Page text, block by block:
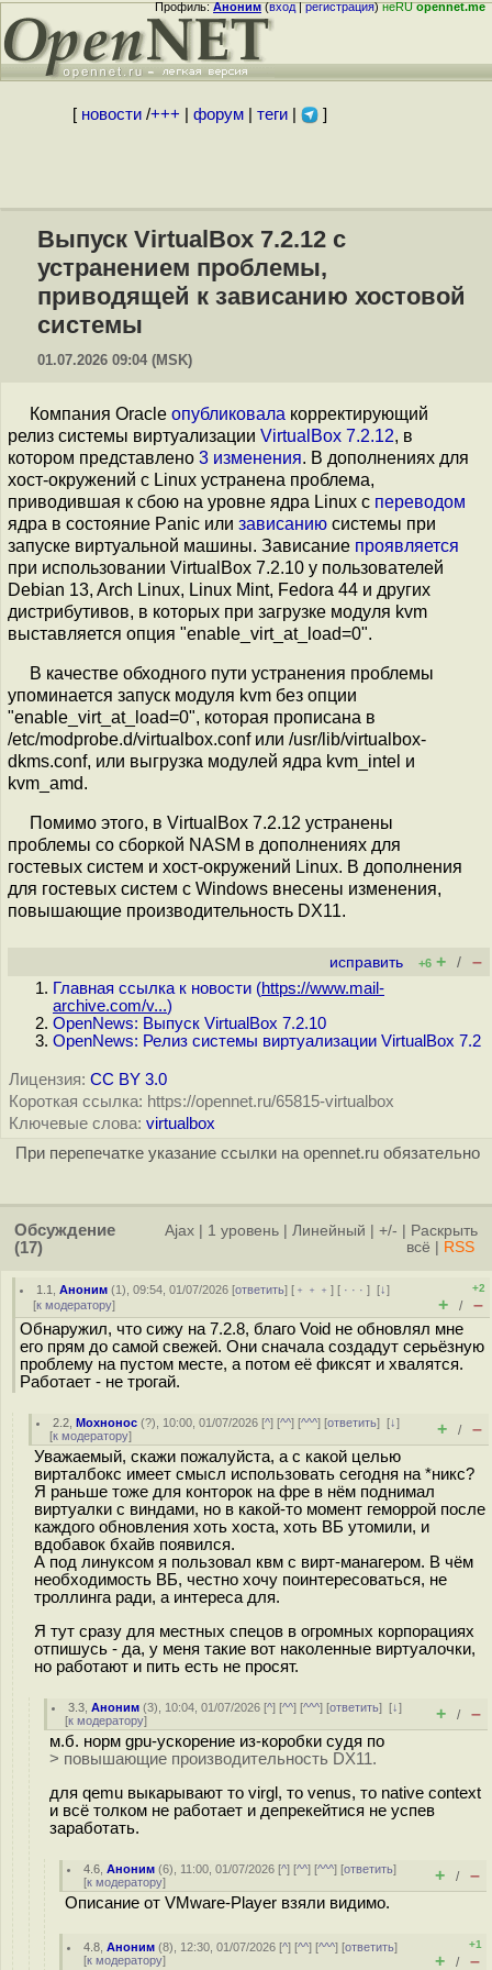
Профиль:Аноним(вход|регистрация)неRUopennet.me
[ новости/+++ форум| теги| ]
Выпуск VirtualBox 7.2.12 с
устранением проблемы,
приводящей к зависанию хостовой
системы
01.07.2026 09:04 (MSK)
Компания Oracle опубликовала корректирующий
релиз системы виртуализации VirtualBox 7.2.12, в
котором представлено 3 изменения. В дополнениях для
хост-окружений с Linux устранена проблема,
приводившая к сбою на уровне ядра Linux с переводом
ядра в состояние Panic или зависанию системы при
запуске виртуальной машины. Зависание проявляется
при использовании VirtualBox 7.2.10 у пользователей
Debian 13, Arch Linux, Linux Mint, Fedora 44 и других
дистрибутивов, в которых при загрузке модуля kvm
выставляется опция "enable_virt_at_load=0".
В качестве обходного пути устранения проблемы
упоминается запуск модуля kvm без опции
"enable_virt_at_load=0", которая прописана в
/etc/modprobe.d/virtualbox.conf или /usr/lib/virtualbox-
dkms.conf, или выгрузка модулей ядра kvm_intel и
kvm_amd.
Помимо этого, в VirtualBox 7.2.12 устранены
проблемы со сборкой NASM в дополнениях для
гостевых систем и хост-окружений Linux. В дополнения
для гостевых систем с Windows внесены изменения,
повышающие производительность DX11.
исправить +6 + / –
Главная ссылка к новости (https://www.mail-
archive.com/v...)
OpenNews: Выпуск VirtualBox 7.2.10
OpenNews: Релиз системы виртуализации VirtualBox 7.2
Лицензия: CC BY 3.0
Короткая ссылка: https://opennet.ru/65815-virtualbox
Ключевые слова: virtualbox
При перепечатке указание ссылки на opennet.ru обязательно
Обсуждение
(17)
Ajax 1 уровень Линейный +/-
Раскрыть
всё
RSS
1.1 ,Аноним (1), 09:54, 01/07/2026 [ответить] [ ﹢﹢﹢] [ · · ·][↓]
[к модератору]
+2
+ / –
Обнаружил, что сижу на 7.2.8, благо Void не обновлял мне
его прям до самой свежей. Они сначала создадут серьёзную
проблему на пустом месте, а потом её фиксят и хвалятся.
Работает - не трогай.
2.2 ,Мохнонос (?), 10:00, 01/07/2026 [^] [^^] [^^^] [ответить][↓]
[к модератору] + / –
Уважаемый, скажи пожалуйста, а с какой целью
вирталбокс имеет смысл использовать сегодня на *никс?
Я раньше тоже для конторок на фре в нём поднимал
виртуалки с виндами, но в какой-то момент геморрой после
каждого обновления хоть хоста, хоть ВБ утомили, и
вдобавок бхайв появился.
А под линуксом я пользовал квм с вирт-манагером. В чём
необходимость ВБ, честно хочу поинтересоваться, не
троллинга ради, а интереса для.
Я тут сразу для местных спецов в огромных корпорациях
отпишусь - да, у меня такие вот наколенные виртуалочки,
но работают и пить есть не просят.
3.3 ,Аноним (3), 10:04, 01/07/2026 [^] [^^] [^^^] [ответить][↓]
[к модератору] + / –
м.б. норм gpu-ускорение из-коробки судя по
> повышающие производительность DX11.
для qemu выкарывают то virgl, то venus, то native context
и всё толком не работает и депрекейтися не успев
заработать.
4.6 ,Аноним (6), 11:00, 01/07/2026 [^] [^^] [^^^] [ответить]
[к модератору] + / –
Описание от VMware-Player взяли видимо.
4.8 ,Аноним (8), 12:30, 01/07/2026 [^] [^^] [^^^] [ответить]
[к модератору]
+1
+ / –